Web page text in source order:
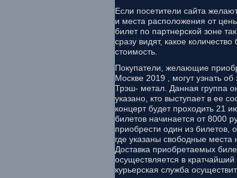
Если посетители сайта
и места расположения от
билет по партнерской зоне
сразу видят, какое
стоимость.
Покупатели, желающие
Москве 2019 , могут узнать
Трэш- метал. Данная группа
указано, кто выступает в ее
концерт будет проходить 21
билетов начинается от 8000
приобрести один из билетов,
где указаны свободные места
Доставка приобретаемых
осуществляется в
курьерская служба